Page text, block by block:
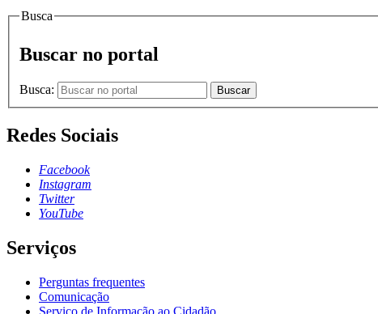
Busca
Buscar no portal
Busca: Buscar
Redes Sociais
Facebook
Instagram
Twitter
YouTube
Serviços
Perguntas frequentes
Comunicação
Serviço de Informação ao Cidadão